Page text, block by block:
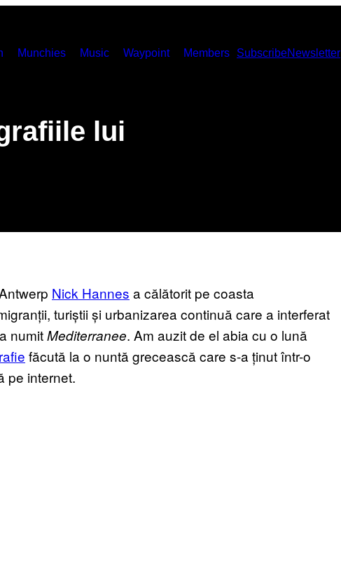
Munchies Music Waypoint Members SubscribeNewsletter
lui
Nick Hannes a călătorit pe coasta
turiștii și urbanizarea continuă care a interferat
numitMediterranee. Am auzit de el abia cu o lună
făcută la o nuntă grecească care s-a ținut într-o
pe internet.